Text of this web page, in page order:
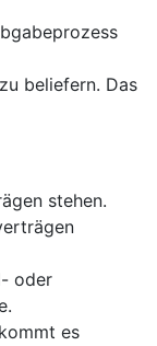
beliefern. Das
stehen.
oder
es